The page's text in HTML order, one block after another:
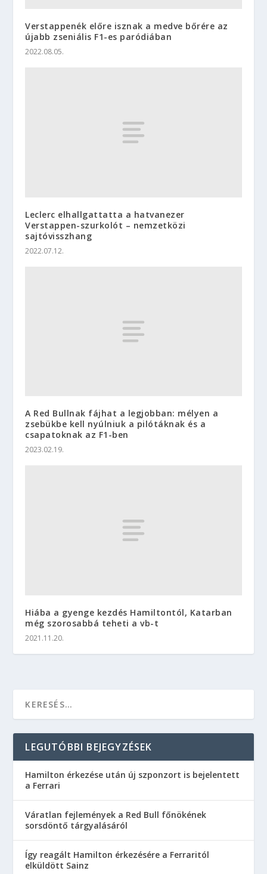
Verstappenék előre isznak a medve bőrére az
újabb zseniális F1-es paródiában
2022.08.05.
Leclerc elhallgattatta a hatvanezer
Verstappen-szurkolót – nemzetközi
sajtóvisszhang
2022.07.12.
A Red Bullnak fájhat a legjobban: mélyen a
zsebükbe kell nyúlniuk a pilótáknak és a
csapatoknak az F1-ben
2023.02.19.
Hiába a gyenge kezdés Hamiltontól, Katarban
még szorosabbá teheti a vb-t
2021.11.20.
LEGUTÓBBI BEJEGYZÉSEK
Hamilton érkezése után új szponzort is bejelentett
a Ferrari
Váratlan fejlemények a Red Bull főnökének
sorsdöntő tárgyalásáról
Így reagált Hamilton érkezésére a Ferraritól
elküldött Sainz